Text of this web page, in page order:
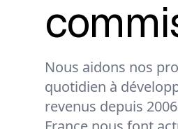
Nous aidons nos
quotidien à
revenus depuis